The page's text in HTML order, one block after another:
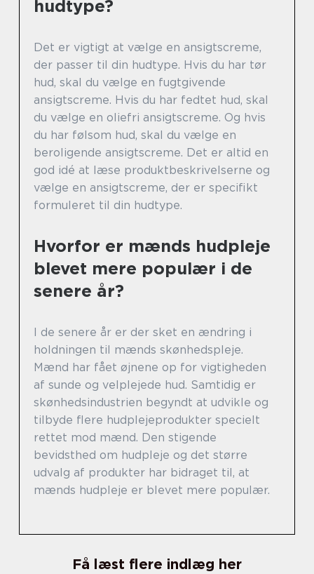
hudtype?
Det er vigtigt at vælge en ansigtscreme,
der passer til din hudtype. Hvis du har tør
hud, skal du vælge en fugtgivende
ansigtscreme. Hvis du har fedtet hud, skal
du vælge en oliefri ansigtscreme. Og hvis
du har følsom hud, skal du vælge en
beroligende ansigtscreme. Det er altid en
god idé at læse produktbeskrivelserne og
vælge en ansigtscreme, der er specifikt
formuleret til din hudtype.
Hvorfor er mænds hudpleje
blevet mere populær i de
senere år?
I de senere år er der sket en ændring i
holdningen til mænds skønhedspleje.
Mænd har fået øjnene op for vigtigheden
af sunde og velplejede hud. Samtidig er
skønhedsindustrien begyndt at udvikle og
tilbyde flere hudplejeprodukter specielt
rettet mod mænd. Den stigende
bevidsthed om hudpleje og det større
udvalg af produkter har bidraget til, at
mænds hudpleje er blevet mere populær.
Få læst flere indlæg her